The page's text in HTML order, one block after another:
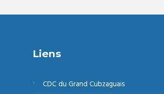
Liens
CDC du Grand Cubzaguais